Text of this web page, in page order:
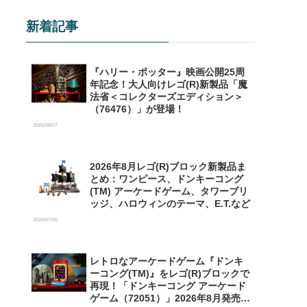
新着記事
『ハリー・ポッター』映画公開25周
年記念！大人向けレゴ(R)新製品「魔
法省＜コレクターズエディション＞
（76476）」が登場！
2026/08/07
2026年8月レゴ(R)ブロック新製品ま
とめ：ワンピース、ドンキーコング
(TM) アーケードゲーム、タワーブリ
ッジ、ハロウィンのテーマ、E.T.など
2026/07/30
レトロなアーケードゲーム『ドンキ
ーコング(TM)』をレゴ(R)ブロックで
再現！「ドンキーコング アーケード
ゲーム（72051）」2026年8月発売